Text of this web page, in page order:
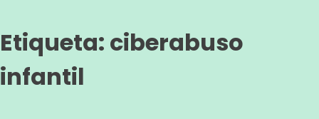
Etiqueta: ciberabuso
infantil